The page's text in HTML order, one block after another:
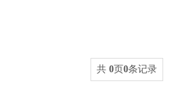
共 0页0条记录